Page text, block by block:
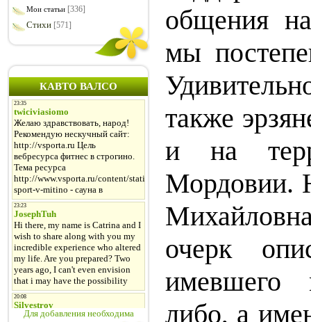
Мои статьи [336]
Стихи [571]
КАВТО ВАЛСО
Для добавления необходима
общения
мы
также
и на
Мордовии.
очерк
имевшего
либо, а